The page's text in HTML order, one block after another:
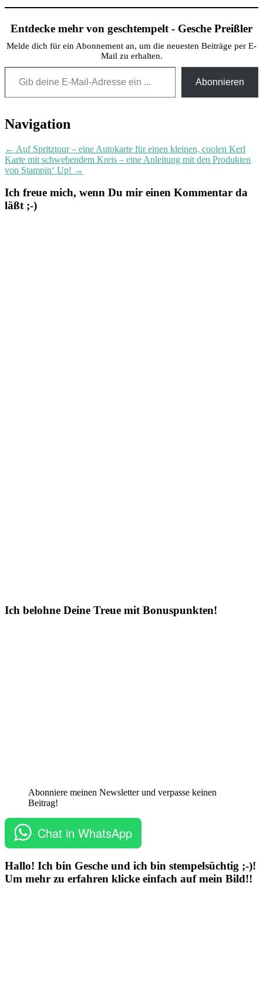
Entdecke mehr von geschtempelt - Gesche Preißler
Melde dich für ein Abonnement an, um die neuesten Beiträge per E-
Mail zu erhalten.
Gib deine E-Mail-Adresse ein ...
Abonnieren
Post
Navigation
← Auf Spritztour – eine Autokarte für einen kleinen, coolen Kerl
Karte mit schwebendem Kreis – eine Anleitung mit den Produkten
von Stampin‘ Up! →
Ich freue mich, wenn Du mir einen Kommentar da
läßt ;-)
Ich belohne Deine Treue mit Bonuspunkten!
Abonniere meinen Newsletter und verpasse keinen
Beitrag!
Chat in WhatsApp
Hallo! Ich bin Gesche und ich bin stempelsüchtig ;-)!
Um mehr zu erfahren klicke einfach auf mein Bild!!